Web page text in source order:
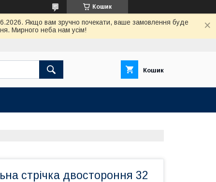
Кошик
Якщо вам зручно почекати, ваше замовлення буде
Мирного неба нам усім!
Кошик
стрічка двостороння 32